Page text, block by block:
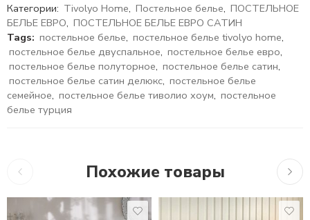
Категории: Tivolyo Home, Постельное белье, ПОСТЕЛЬНОЕ
БЕЛЬЕ ЕВРО, ПОСТЕЛЬНОЕ БЕЛЬЕ ЕВРО САТИН
Tags: постельное белье, постельное белье tivolyo home,
постельное белье двуспальное, постельное белье евро,
постельное белье полуторное, постельное белье сатин,
постельное белье сатин делюкс, постельное белье
семейное, постельное белье тиволио хоум, постельное
белье турция
Похожие товары